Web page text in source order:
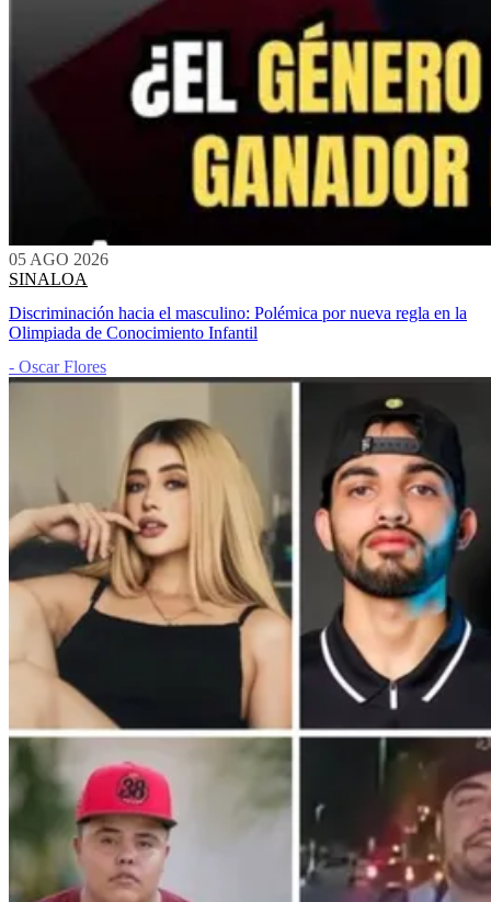
05 AGO 2026
SINALOA
Discriminación hacia el masculino: Polémica por nueva regla en la
Olimpiada de Conocimiento Infantil
- Oscar Flores